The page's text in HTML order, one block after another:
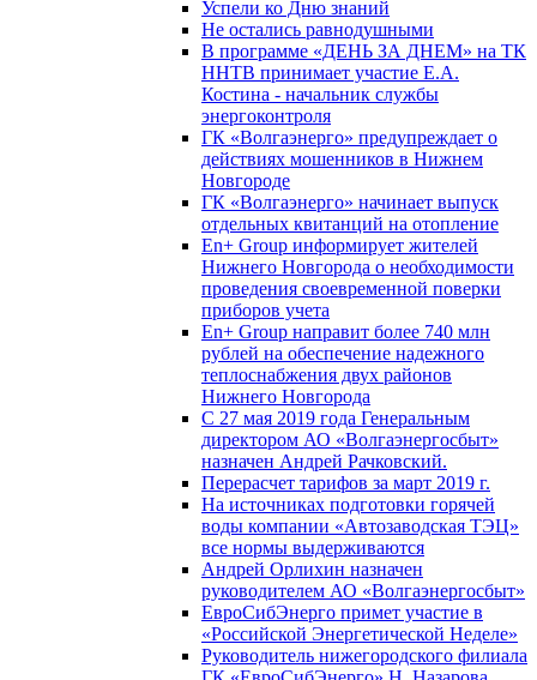
Успели ко Дню знаний
Не остались равнодушными
В программе «ДЕНЬ ЗА ДНЕМ» на ТК
ННТВ принимает участие Е.А.
Костина - начальник службы
энергоконтроля
ГК «Волгаэнерго» предупреждает о
действиях мошенников в Нижнем
Новгороде
ГК «Волгаэнерго» начинает выпуск
отдельных квитанций на отопление
En+ Group информирует жителей
Нижнего Новгорода о необходимости
проведения своевременной поверки
приборов учета
En+ Group направит более 740 млн
рублей на обеспечение надежного
теплоснабжения двух районов
Нижнего Новгорода
С 27 мая 2019 года Генеральным
директором АО «Волгаэнергосбыт»
назначен Андрей Рачковский.
Перерасчет тарифов за март 2019 г.
На источниках подготовки горячей
воды компании «Автозаводская ТЭЦ»
все нормы выдерживаются
Андрей Орлихин назначен
руководителем АО «Волгаэнергосбыт»
ЕвроСибЭнерго примет участие в
«Российской Энергетической Неделе»
Руководитель нижегородского филиала